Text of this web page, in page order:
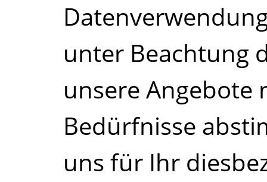
unter Beachtung
unsere Angebote
Bedürfnisse
uns für Ihr